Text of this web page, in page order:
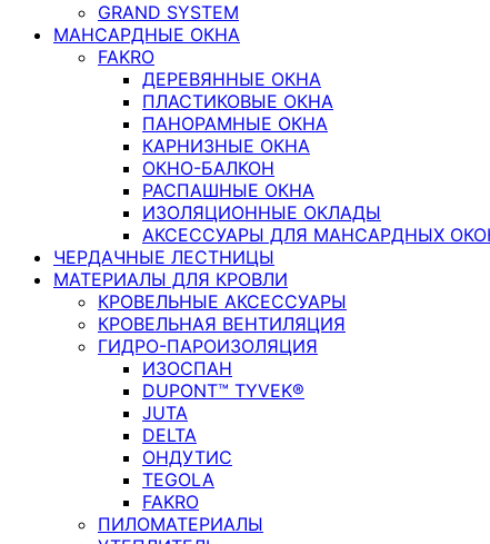
GRAND SYSTEM
МАНСАРДНЫЕ ОКНА
FAKRO
ДЕРЕВЯННЫЕ ОКНА
ПЛАСТИКОВЫЕ ОКНА
ПАНОРАМНЫЕ ОКНА
КАРНИЗНЫЕ ОКНА
ОКНО-БАЛКОН
РАСПАШНЫЕ ОКНА
ИЗОЛЯЦИОННЫЕ ОКЛАДЫ
АКСЕССУАРЫ ДЛЯ МАНСАРДНЫХ
ЧЕРДАЧНЫЕ ЛЕСТНИЦЫ
МАТЕРИАЛЫ ДЛЯ КРОВЛИ
КРОВЕЛЬНЫЕ АКСЕССУАРЫ
КРОВЕЛЬНАЯ ВЕНТИЛЯЦИЯ
ГИДРО-ПАРОИЗОЛЯЦИЯ
ИЗОСПАН
DUPONT™ TYVEK®
JUTA
DELTA
ОНДУТИС
TEGOLA
FAKRO
ПИЛОМАТЕРИАЛЫ